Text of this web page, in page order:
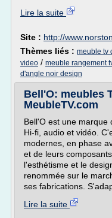
Lire la suite
Site : http://
Thèmes liés : meuble tv
video / meuble rangement
d'angle noir design
Bell'O: meubles
MeubleTV.com
Bell'O est une marque
Hi-fi, audio et vidéo.
modernes, en phase
et de leurs
l'esthétisme et le
renommée sur le
ses fabrications.
Lire la suite